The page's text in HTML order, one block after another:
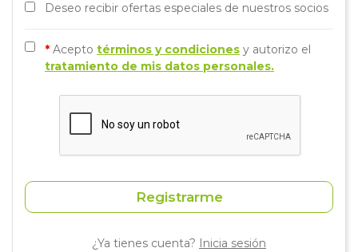
Deseo recibir ofertas especiales de nuestros socios
* Acepto términos y condiciones y autorizo el
tratamiento de mis datos personales.
Registrarme
¿Ya tienes cuenta? Inicia sesión